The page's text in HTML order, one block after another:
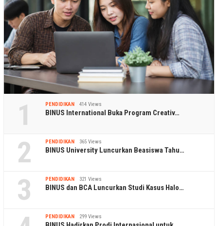
1 PENDIDIKAN 414 Views
BINUS International Buka Program Creativ…
2 PENDIDIKAN 365 Views
BINUS University Luncurkan Beasiswa Tahu…
3 PENDIDIKAN 321 Views
BINUS dan BCA Luncurkan Studi Kasus Halo…
PENDIDIKAN 299 Views